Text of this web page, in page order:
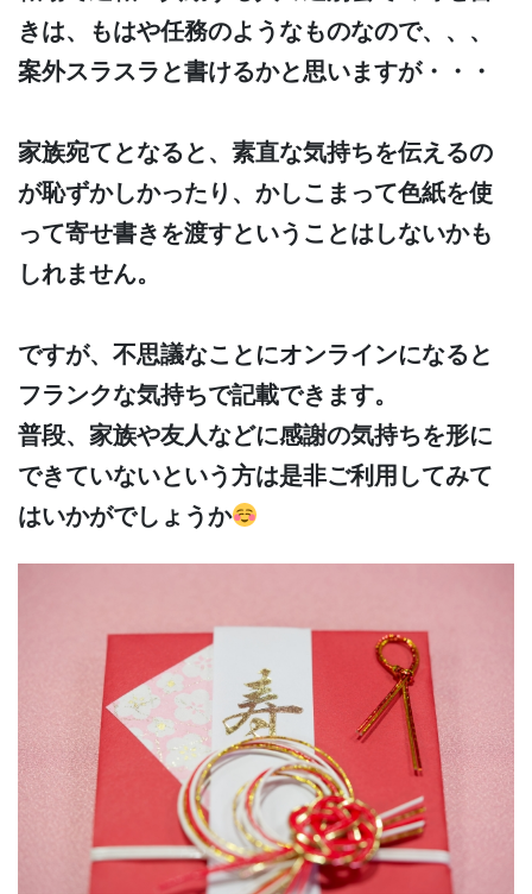
きは、もはや任務のようなものなので、、、
案外スラスラと書けるかと思いますが・・・
家族宛てとなると、素直な気持ちを伝えるの
が恥ずかしかったり、かしこまって色紙を使
って寄せ書きを渡すということはしないかも
しれません。
ですが、不思議なことにオンラインになると
フランクな気持ちで記載できます。
普段、家族や友人などに感謝の気持ちを形に
できていないという方は是非ご利用してみて
はいかがでしょうか